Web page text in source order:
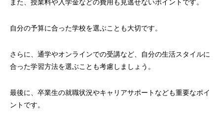
また、授業料や入学金などの費用も見逃せないポイントです。
自分の予算に合った学校を選ぶことも大切です。
さらに、通学やオンラインでの受講など、自分の生活スタイルに
合った学習方法を選ぶことも考慮しましょう。
最後に、卒業生の就職状況やキャリアサポートなども重要なポイ
ントです。